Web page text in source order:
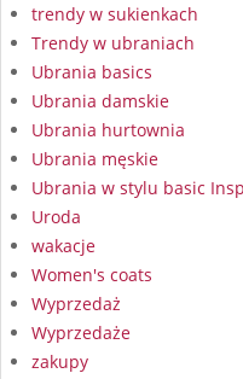
trendy w sukienkach
Trendy w ubraniach
Ubrania basics
Ubrania damskie
Ubrania hurtownia
Ubrania męskie
Ubrania w stylu basic
Uroda
wakacje
Women's coats
Wyprzedaż
Wyprzedaże
zakupy